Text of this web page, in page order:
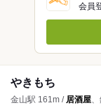
会員
やきもち
金山駅 161m / 居酒屋